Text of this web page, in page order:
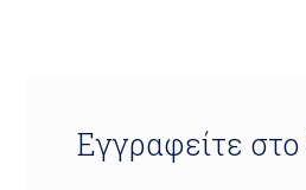
Εγγραφείτε